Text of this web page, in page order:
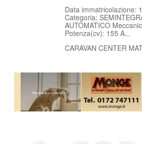
Data immatricolazione:
Categoria:
AUTOMATICO
Potenza(cv): 155 A...
CARAVAN CENTER